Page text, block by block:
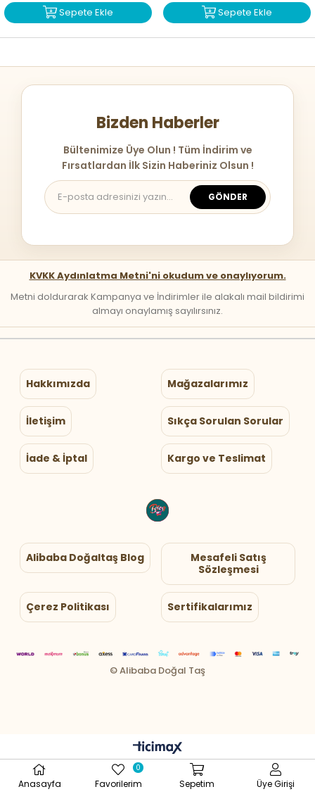
Sepete Ekle Sepete Ekle
Bizden Haberler
Bültenimize Üye Olun ! Tüm İndirim ve
Fırsatlardan İlk Sizin Haberiniz Olsun !
GÖNDER
KVKK Aydınlatma Metni'ni okudum ve onaylıyorum.
Metni doldurarak Kampanya ve İndirimler ile alakalı mail bildirimi
almayı onaylamış sayılırsınız.
Hakkımızda Mağazalarımız
İletişim Sıkça Sorulan Sorular
İade & İptal Kargo ve Teslimat
Alibaba Doğaltaş Blog
Mesafeli Satış
Sözleşmesi
Çerez Politikası Sertifikalarımız
Anasayfa Favorilerim
0
Sepetim Üye Girişi